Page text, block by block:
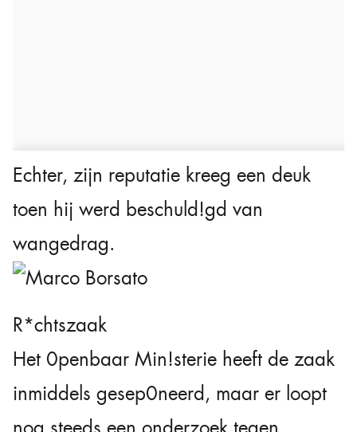
Echter, zijn reputatie kreeg een deuk
toen hij werd beschuld!gd van
wangedrag.
R*chtszaak
Het 0penbaar Min!sterie heeft de zaak
inmiddels gesep0neerd, maar er loopt